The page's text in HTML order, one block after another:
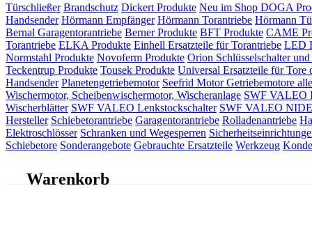
Türschließer Brandschutz Dickert Produkte Neu im Shop DOGA
Handsender Hörmann Empfänger Hörmann Torantriebe Hörmann
Bernal Garagentorantriebe Berner Produkte BFT Produkte CAME
Torantriebe ELKA Produkte Einhell Ersatzteile für Torantriebe LED
Normstahl Produkte Novoferm Produkte Orion Schlüsselschalter und
Teckentrup Produkte Tousek Produkte Universal Ersatzteile für Tore
Handsender Planetengetriebemotor Seefrid Motor Getriebemotore
Wischermotor, Scheibenwischermotor, Wischeranlage SWF VALEO
Wischerblätter SWF VALEO Lenkstockschalter SWF VALEO
Hersteller Schiebetorantriebe Garagentorantriebe Rolladenantriebe
Elektroschlösser Schranken und Wegesperren
Schiebetore Sonderangebote Gebrauchte Ersatzteile Werkzeug
Warenkorb